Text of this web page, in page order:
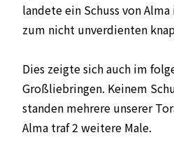
landete ein Schuss von
zum nicht unverdienten
Dies zeigte sich auch im
Großliebringen. Keinem
standen mehrere unserer
Alma traf 2 weitere Male.